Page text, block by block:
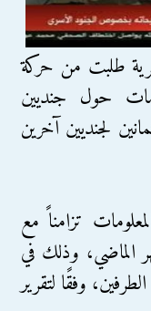
طلبت من حركة
حول جنديين
لجنديين آخرين
تزامناً مع
الماضي، وذلك في
وفقًا لتقرير